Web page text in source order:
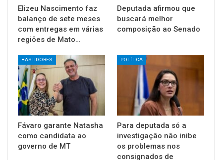
Elizeu Nascimento faz
balanço de sete meses
com entregas em várias
regiões de Mato…
Deputada afirmou que
buscará melhor
composição ao Senado
BASTIDORES
Fávaro garante Natasha
como candidata ao
governo de MT
POLÍTICA
Para deputada só a
investigação não inibe
os problemas nos
consignados de